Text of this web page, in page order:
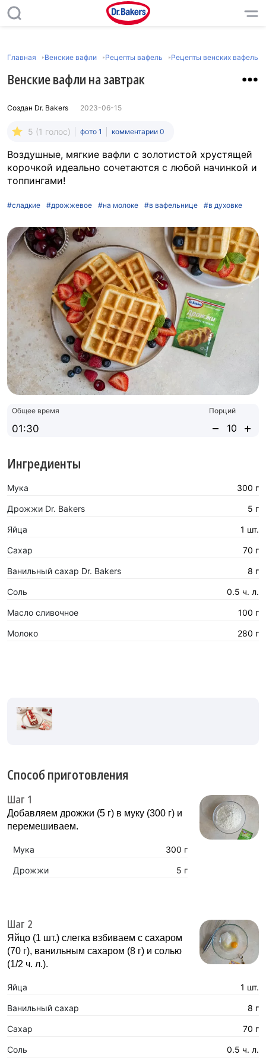
Главная Венские вафли Рецепты вафель Рецепты венских вафель
Венские вафли на завтрак
Создан Dr. Bakers 2023-06-15
5 (1 голос) фото 1 комментарии 0
Воздушные, мягкие вафли с золотистой хрустящей
корочкой идеально сочетаются с любой начинкой и
топпингами!
#сладкие #дрожжевое #на молоке #в вафельнице #в духовке
Общее время
01:30
Порций
Ингредиенты
Мука 300 г
Дрожжи Dr. Bakers 5 г
Яйца 1 шт.
Сахар 70 г
Ванильный сахар Dr. Bakers 8 г
Соль 0.5 ч. л.
Масло сливочное 100 г
Молоко 280 г
Способ приготовления
Шаг 1
Добавляем дрожжи (5 г) в муку (300 г) и
перемешиваем.
Мука 300 г
Дрожжи 5 г
Шаг 2
Яйцо (1 шт.) слегка взбиваем с сахаром
(70 г), ванильным сахаром (8 г) и солью
(1/2 ч. л.).
Яйца 1 шт.
Ванильный сахар 8 г
Сахар 70 г
Соль 0.5 ч. л.